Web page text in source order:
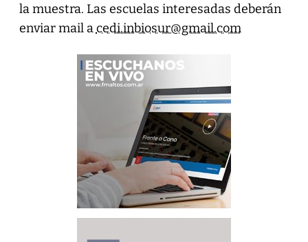
la muestra. Las escuelas interesadas deberán
enviar mail acedi.inbiosur@gmail.com